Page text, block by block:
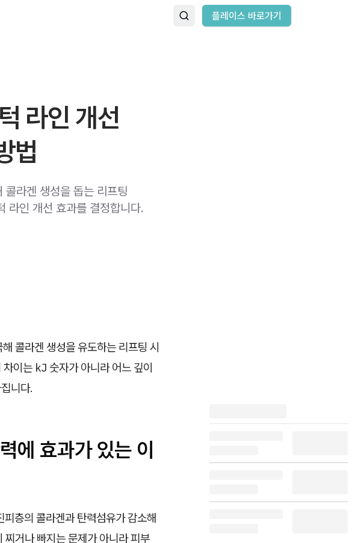
플레이스 바로가기
라인 개선
법
콜라겐 생성을 돕는 리프팅
라인 개선 효과를 결정합니다.
콜라겐 생성을 유도하는 리프팅 시
이는 kJ 숫자가 아니라 어느 깊이
니다.
에 효과가 있는 이
층의 콜라겐과 탄력섬유가 감소해
거나 빠지는 문제가 아니라 피부